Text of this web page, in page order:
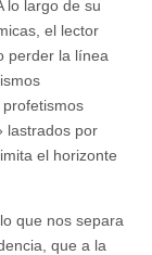
lo largo de su
el lector
perder la línea
lastrados por
el horizonte
que nos separa
que a la